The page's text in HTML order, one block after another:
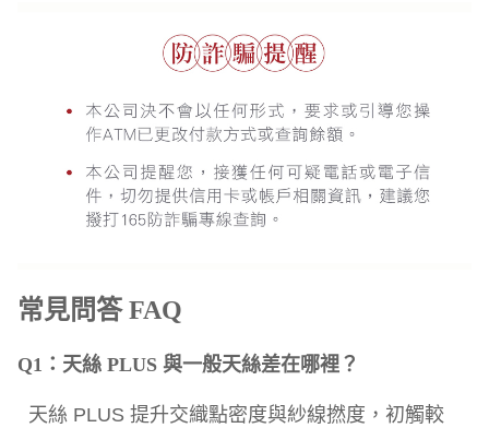
常見問答 FAQ
Q1：天絲 PLUS 與一般天絲差在哪裡？
天絲 PLUS 提升交織點密度與紗線撚度，初觸較